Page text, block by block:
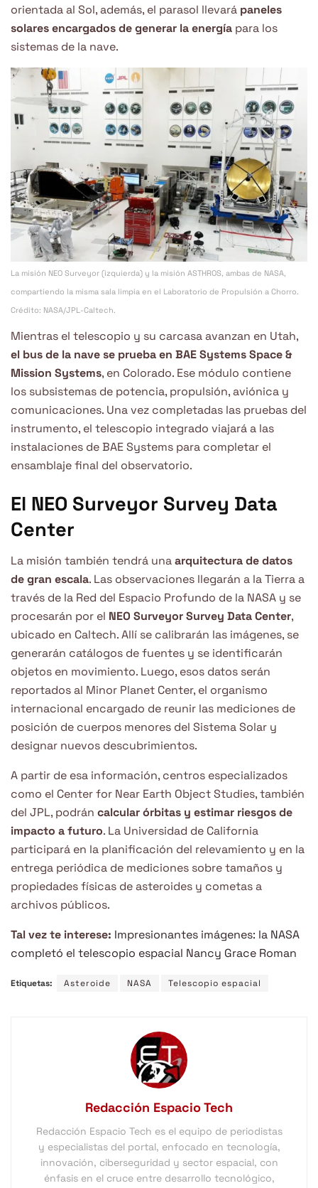
orientada al Sol, además, el parasol llevará paneles
solares encargados de generar la energía para los
sistemas de la nave.
La misión NEO Surveyor (izquierda) y la misión ASTHROS, ambas de NASA,
compartiendo la misma sala limpia en el Laboratorio de Propulsión a Chorro.
Crédito: NASA/JPL-Caltech.
Mientras el telescopio y su carcasa avanzan en Utah,
el bus de la nave se prueba en BAE Systems Space &
Mission Systems, en Colorado. Ese módulo contiene
los subsistemas de potencia, propulsión, aviónica y
comunicaciones. Una vez completadas las pruebas del
instrumento, el telescopio integrado viajará a las
instalaciones de BAE Systems para completar el
ensamblaje final del observatorio.
El NEO Surveyor Survey Data
Center
La misión también tendrá unaarquitectura de datos
de gran escala. Las observaciones llegarán a la Tierra a
través de la Red del Espacio Profundo de la NASA y se
procesarán por el NEO Surveyor Survey Data Center,
ubicado en Caltech. Allí se calibrarán las imágenes, se
generarán catálogos de fuentes y se identificarán
objetos en movimiento. Luego, esos datos serán
reportados al Minor Planet Center, el organismo
internacional encargado de reunir las mediciones de
posición de cuerpos menores del Sistema Solar y
designar nuevos descubrimientos.
A partir de esa información, centros especializados
como el Center for Near Earth Object Studies, también
del JPL, podrán calcular órbitas y estimar riesgos de
impacto a futuro. La Universidad de California
participará en la planificación del relevamiento y en la
entrega periódica de mediciones sobre tamaños y
propiedades físicas de asteroides y cometas a
archivos públicos.
Tal vez te interese: Impresionantes imágenes: la NASA
completó el telescopio espacial Nancy Grace Roman
Etiquetas: Asteroide NASA Telescopio espacial
Redacción Espacio Tech
Redacción Espacio Tech es el equipo de periodistas
y especialistas del portal, enfocado en tecnología,
innovación, ciberseguridad y sector espacial, con
énfasis en el cruce entre desarrollo tecnológico,